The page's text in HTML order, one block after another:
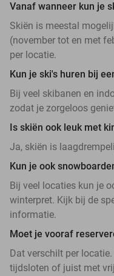
Vanaf wanneer kun je
Skiën is meestal
(november tot en met
per locatie.
Kun je ski's huren bij
Bij veel skibanen en
zodat je zorgeloos
Is skiën ook leuk met
Ja, skiën is
Kun je ook
Bij veel locaties kun je
winterpret. Kijk bij de
informatie.
Moet je vooraf
Dat verschilt per
tijdsloten of juist met